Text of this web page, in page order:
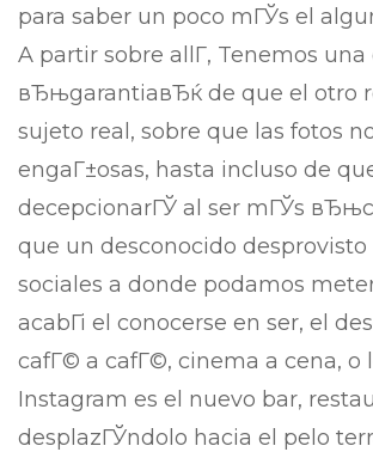
para saber un poco mГЎs el
A partir sobre allГ­, Tenemos una
вЂњgarantiaвЂќ de que el otro
sujeto real, sobre que las fotos
engaГ±osas, hasta incluso de
decepcionarГЎ al ser mГЎs
que un desconocido
sociales a donde podamos
acabГі el conocerse en ser, el
cafГ© a cafГ©, cinema a cena, o
Instagram es el nuevo bar,
desplazГЎndolo hacia el pelo